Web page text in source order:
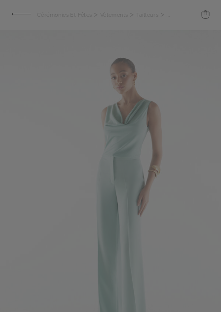
Cérémonies Et Fêtes > Vêtements > Tailleurs > Pantalon en crêpe